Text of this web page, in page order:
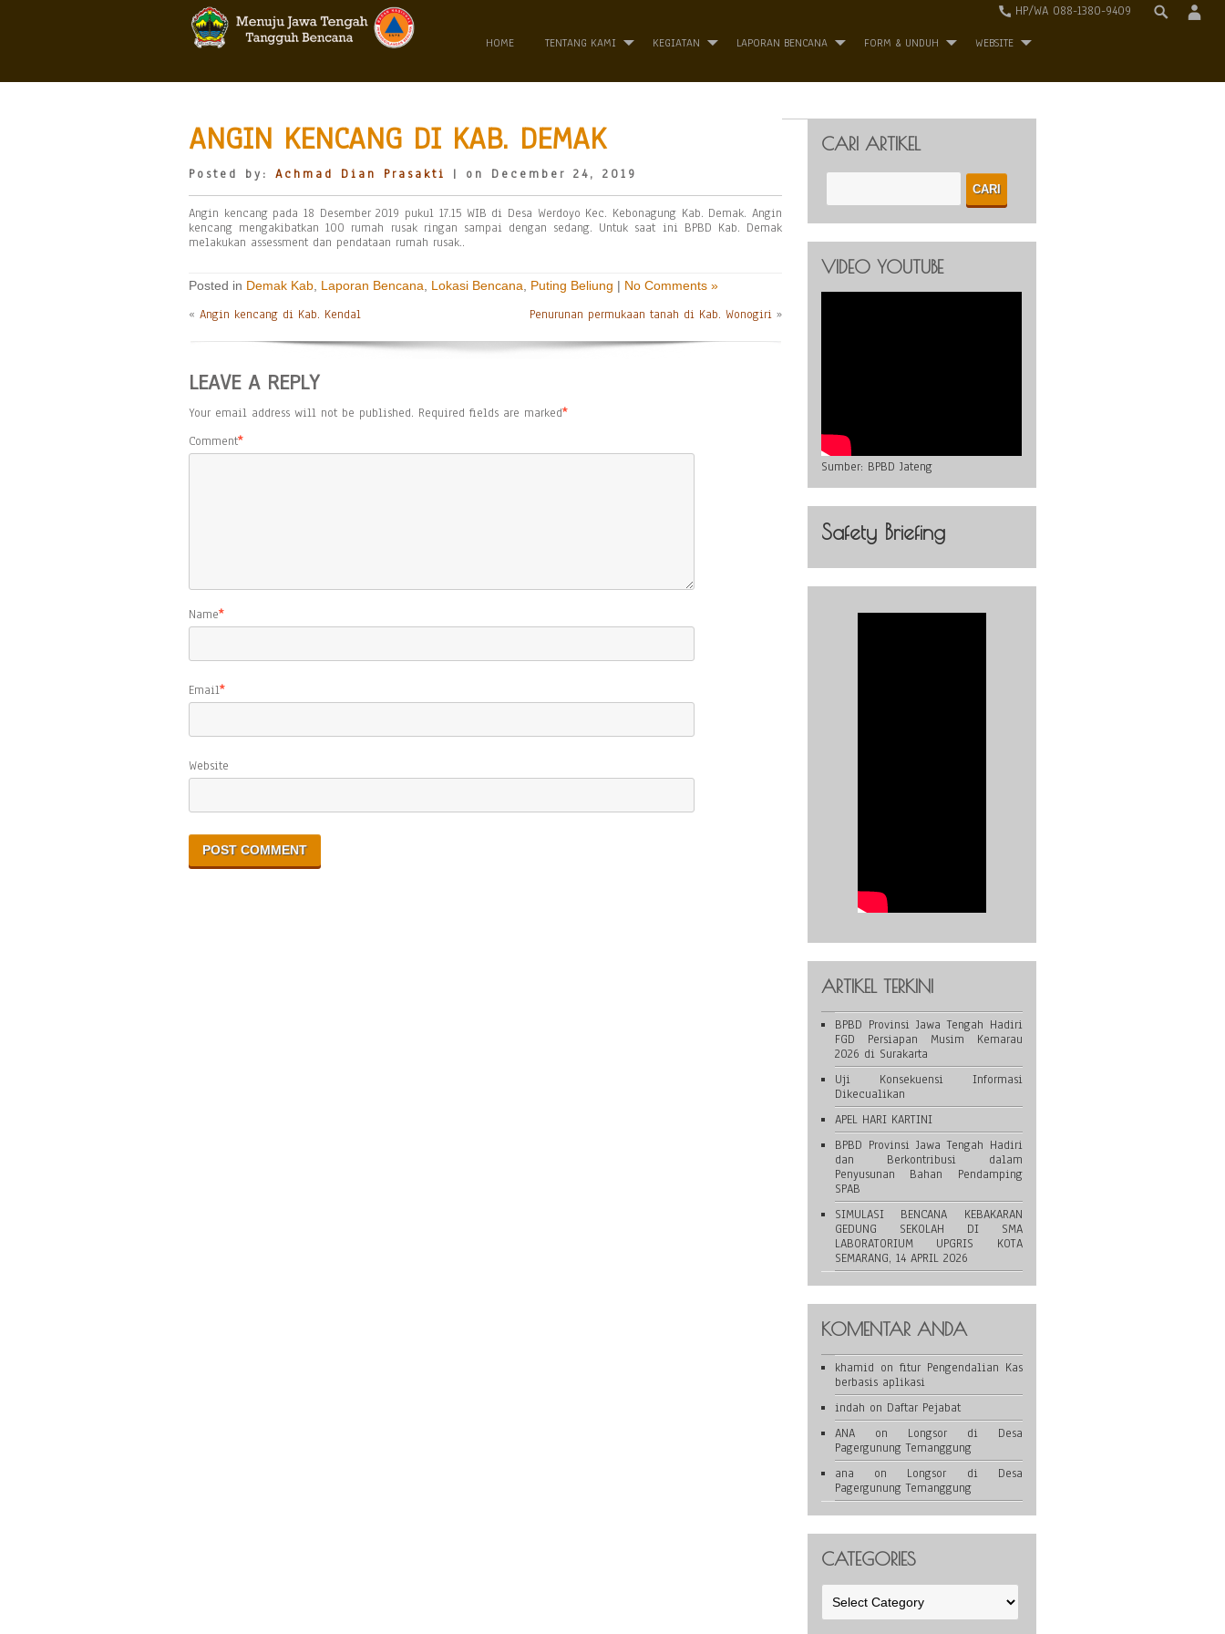
HP/WA 088-1380-9409
HOME TENTANG KAMI KEGIATAN LAPORAN BENCANA FORM & UNDUH WEBSITE
ANGIN KENCANG DI KAB. DEMAK
Posted by: Achmad Dian Prasakti | on December 24, 2019
Angin kencang pada 18 Desember 2019 pukul 17.15 WIB di Desa Werdoyo Kec. Kebonagung Kab. Demak. Angin
kencang mengakibatkan 100 rumah rusak ringan sampai dengan sedang. Untuk saat ini BPBD Kab. Demak
melakukan assessment dan pendataan rumah rusak..
Posted in Demak Kab Laporan Bencana Lokasi Bencana Puting Beliung | No Comments »
« Angin kencang di Kab. Kendal Penurunan permukaan tanah di Kab. Wonogiri »
LEAVE A REPLY
Your email address will not be published. Required fields are marked*
Comment*
Name*
Email*
Website
CARI ARTIKEL
VIDEO YOUTUBE
Sumber: BPBD Jateng
Safety Briefing
ARTIKEL TERKINI
BPBD Provinsi Jawa Tengah Hadiri
FGD Persiapan Musim Kemarau
2026 di Surakarta
Uji Konsekuensi Informasi
Dikecualikan
APEL HARI KARTINI
BPBD Provinsi Jawa Tengah Hadiri
dan Berkontribusi dalam
Penyusunan Bahan Pendamping
SPAB
SIMULASI BENCANA KEBAKARAN
GEDUNG SEKOLAH DI SMA
LABORATORIUM UPGRIS KOTA
SEMARANG, 14 APRIL 2026
KOMENTAR ANDA
khamid on fitur Pengendalian Kas
berbasis aplikasi
indah on Daftar Pejabat
ANAon Longsor di Desa
Pagergunung Temanggung
ana on Longsor di Desa
Pagergunung Temanggung
CATEGORIES
Categories